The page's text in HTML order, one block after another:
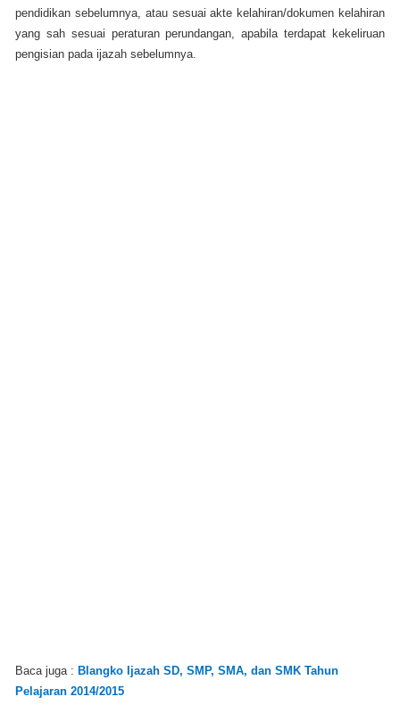
pendidikan sebelumnya, atau sesuai akte kelahiran/dokumen kelahiran
yang sah sesuai peraturan perundangan, apabila terdapat kekeliruan
pengisian pada ijazah sebelumnya.
Baca juga : Blangko Ijazah SD, SMP, SMA, dan SMK Tahun
Pelajaran 2014/2015